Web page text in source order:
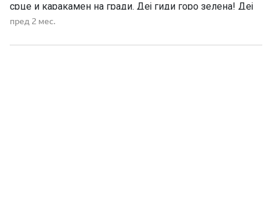
срце и каракамен на гради. Деј гиди горо зелена! Деј
гиди водо студена! Пилците пеат – ти плачеш, сонцето
пред 2 мес.